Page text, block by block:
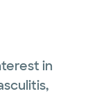
in